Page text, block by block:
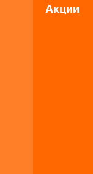
Акции